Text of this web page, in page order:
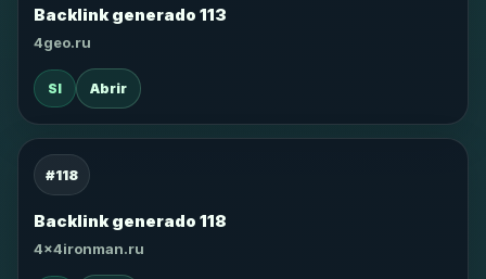
Backlink generado 113
4geo.ru
SI Abrir
#118
Backlink generado 118
4x4ironman.ru